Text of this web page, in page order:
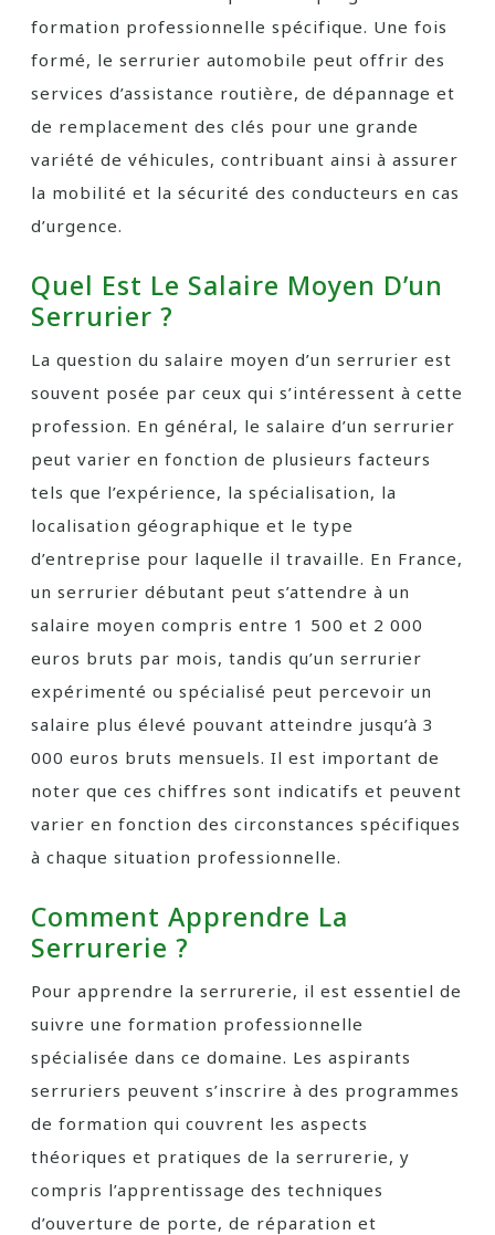
formation professionnelle spécifique. Une fois
formé, le serrurier automobile peut offrir des
services d’assistance routière, de dépannage et
de remplacement des clés pour une grande
variété de véhicules, contribuant ainsi à assurer
la mobilité et la sécurité des conducteurs en cas
d’urgence.
Quel Est Le Salaire Moyen D’un
Serrurier ?
La question du salaire moyen d’un serrurier est
souvent posée par ceux qui s’intéressent à cette
profession. En général, le salaire d’un serrurier
peut varier en fonction de plusieurs facteurs
tels que l’expérience, la spécialisation, la
localisation géographique et le type
d’entreprise pour laquelle il travaille. En France,
un serrurier débutant peut s’attendre à un
salaire moyen compris entre 1 500 et 2 000
euros bruts par mois, tandis qu’un serrurier
expérimenté ou spécialisé peut percevoir un
salaire plus élevé pouvant atteindre jusqu’à 3
000 euros bruts mensuels. Il est important de
noter que ces chiffres sont indicatifs et peuvent
varier en fonction des circonstances spécifiques
à chaque situation professionnelle.
Comment Apprendre La
Serrurerie ?
Pour apprendre la serrurerie, il est essentiel de
suivre une formation professionnelle
spécialisée dans ce domaine. Les aspirants
serruriers peuvent s’inscrire à des programmes
de formation qui couvrent les aspects
théoriques et pratiques de la serrurerie, y
compris l’apprentissage des techniques
d’ouverture de porte, de réparation et